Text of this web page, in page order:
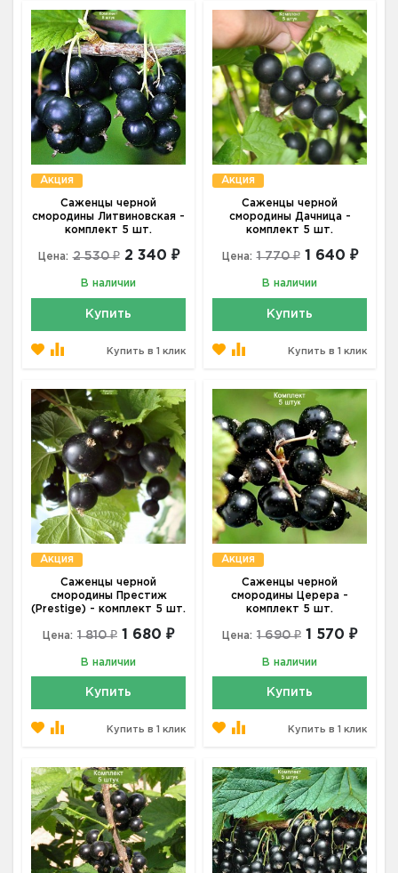
Акция
Саженцы черной
смородины Литвиновская -
комплект 5 шт.
Цена: 2 530 ₽ 2 340 ₽
В наличии
Купить
Купить в 1 клик
Акция
Саженцы черной
смородины Дачница -
комплект 5 шт.
Цена: 1 770 ₽ 1 640 ₽
В наличии
Купить
Купить в 1 клик
Акция
Саженцы черной
смородины Престиж
(Prestige) - комплект 5 шт.
Цена: 1 810 ₽ 1 680 ₽
В наличии
Купить
Купить в 1 клик
Акция
Саженцы черной
смородины Церера -
комплект 5 шт.
Цена: 1 690 ₽ 1 570 ₽
В наличии
Купить
Купить в 1 клик